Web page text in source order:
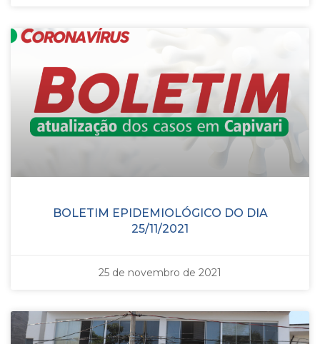
BOLETIM EPIDEMIOLÓGICO DO DIA
25/11/2021
25 de novembro de 2021